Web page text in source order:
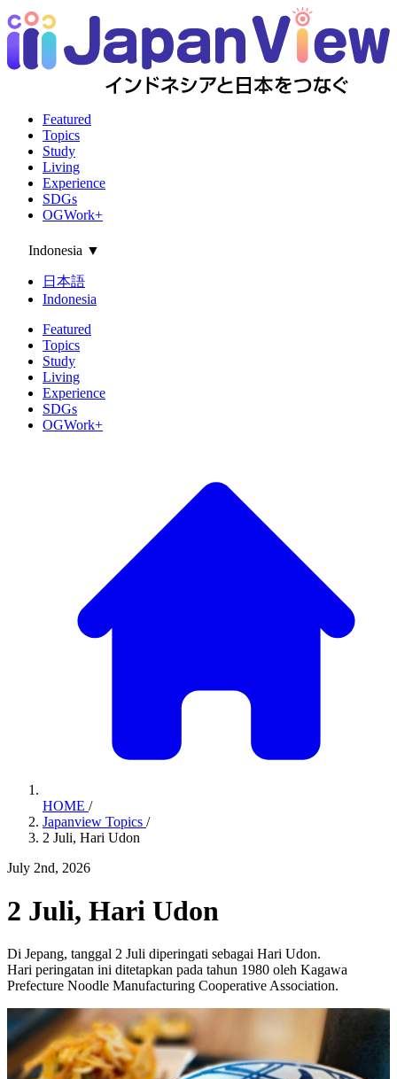
Featured
Topics
Study
Living
Experience
SDGs
OGWork+
Indonesia ▼
日本語
Indonesia
Featured
Topics
Study
Living
Experience
SDGs
OGWork+
HOME /
Japanview Topics /
2 Juli, Hari Udon
July 2nd, 2026
2 Juli, Hari Udon
Di Jepang, tanggal 2 Juli diperingati sebagai Hari Udon.
Hari peringatan ini ditetapkan pada tahun 1980 oleh Kagawa
Prefecture Noodle Manufacturing Cooperative Association.